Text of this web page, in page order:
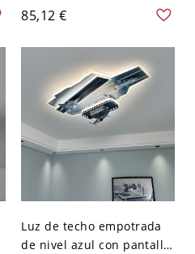
plana, 1 luz, 20 pulgadas,
pantalla de acrílico - 110
A 120 V Blanco Azul
85,12 €
Luz de techo empotrada
de nivel azul con pantalla